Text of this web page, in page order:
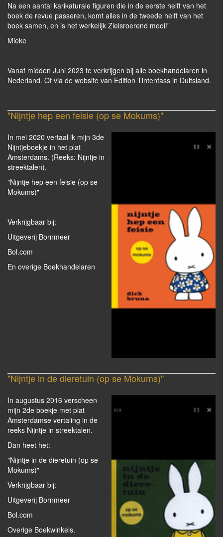
Na een aantal karikaturale figuren die in de eerste helft van het
boek de revue passeren, komt alles in de tweede helft van het
boek samen, en is het werkelijk Zielsroerend mooi!"
Mieke
Vanaf midden Juni 2023 te verkrijgen bij alle boekhandelaren in
Nederland. Of via de website van Edition Tintenfass in Duitsland.
"Nijntje hep een feisie (op se Mokums)"
In mei 2020 vertaal ik mijn 3de
Nijntjeboekje in het plat
Amsterdams. (Reeks: Nijntje in
streektalen).
"Nijntje hep een feisie (op se
Mokums)"
Verkrijgbaar bij:
Uitgeverij Bornmeer
Bol.com
En overige Boekhandelaren
"Nijntje in de dieretuin (op se Mokums)"
In augustus 2016 verscheen
mijn 2de boekje met plat
Amsterdamse vertaling in de
reeks Nijntje in streektalen.
Dan heet het:
"Nijntje in de dieretuin (op se
Mokums)"
Verkrijgbaar bij:
Uitgeverij Bornmeer
Bol.com
Overige Boekwinkels.